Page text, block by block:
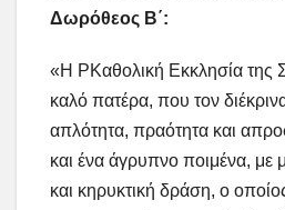
Δωρόθεος Β΄:
«Η ΡΚαθολική Εκκλησία της
καλό πατέρα, που τον
απλότητα, πραότητα και
και ένα άγρυπνο ποιμένα, με
και κηρυκτική δράση, ο